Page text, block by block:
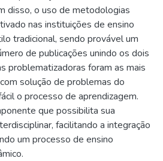
disso, o uso de metodologias
nas instituições de ensino
tradicional, sendo provável um
de publicações unindo os dois
problematizadoras foram as mais
solução de problemas do
o processo de aprendizagem.
que possibilita sua
facilitando a integração
um processo de ensino